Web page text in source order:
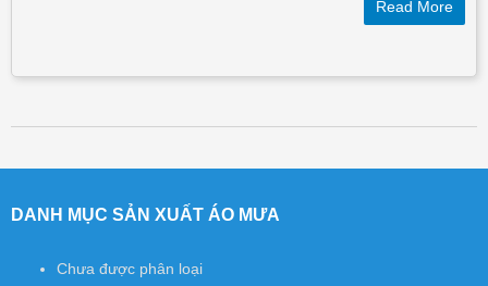
DANH MỤC SẢN XUẤT ÁO MƯA
Chưa được phân loại
Read More
Post navigation